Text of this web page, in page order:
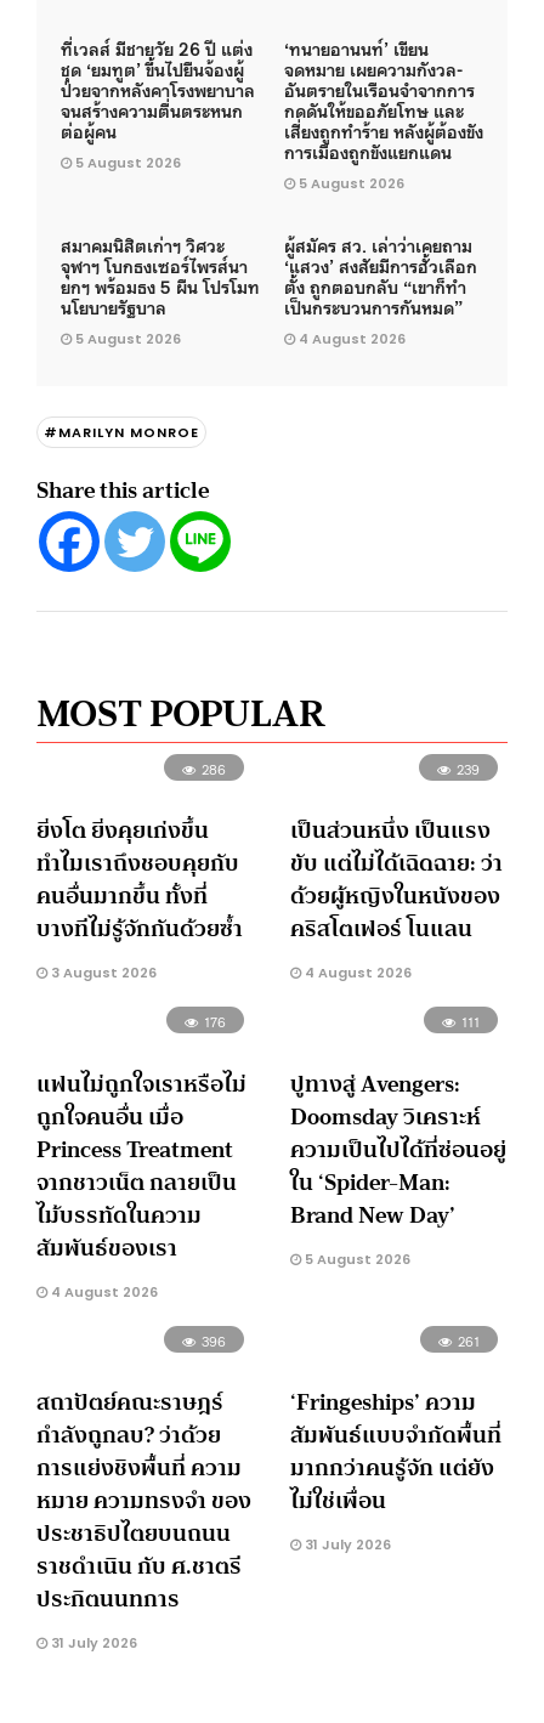
ที่เวลส์ มีชายวัย 26 ปี แต่ง
ชุด ‘ยมทูต’ ขึ้นไปยืนจ้องผู้
ป่วยจากหลังคาโรงพยาบาล
จนสร้างความตื่นตระหนก
ต่อผู้คน
5 August 2026
‘ทนายอานนท์’ เขียน
จดหมาย เผยความกังวล-
อันตรายในเรือนจำจากการ
กดดันให้ขออภัยโทษ และ
เสี่ยงถูกทำร้าย หลังผู้ต้องขัง
การเมืองถูกขังแยกแดน
5 August 2026
สมาคมนิสิตเก่าฯ วิศวะ
จุฬาฯ โบกธงเซอร์ไพรส์นา
ยกฯ พร้อมธง 5 ผืน โปรโมท
นโยบายรัฐบาล
5 August 2026
ผู้สมัคร สว. เล่าว่าเคยถาม
‘แสวง’ สงสัยมีการฮั้วเลือก
ตั้ง ถูกตอบกลับ “เขาก็ทำ
เป็นกระบวนการกันหมด”
4 August 2026
#MARILYN MONROE
Share this article
MOST POPULAR
286
ยิ่งโต ยิ่งคุยเก่งขึ้น
ทำไมเราถึงชอบคุยกับ
คนอื่นมากขึ้น ทั้งที่
บางทีไม่รู้จักกันด้วยซ้ำ
3 August 2026
239
เป็นส่วนหนึ่ง เป็นแรง
ขับ แต่ไม่ได้เฉิดฉาย: ว่า
ด้วยผู้หญิงในหนังของ
คริสโตเฟอร์ โนแลน
4 August 2026
176
แฟนไม่ถูกใจเราหรือไม่
ถูกใจคนอื่น เมื่อ
Princess Treatment
จากชาวเน็ต กลายเป็น
ไม้บรรทัดในความ
สัมพันธ์ของเรา
4 August 2026
111
ปูทางสู่ Avengers:
Doomsday วิเคราะห์
ความเป็นไปได้ที่ซ่อนอยู่
ใน ‘Spider-Man:
Brand New Day’
5 August 2026
396
สถาปัตย์คณะราษฎร์
กำลังถูกลบ? ว่าด้วย
การแย่งชิงพื้นที่ ความ
หมาย ความทรงจำ ของ
ประชาธิปไตยบนถนน
ราชดำเนิน กับ ศ.ชาตรี
ประกิตนนทการ
31 July 2026
261
‘Fringeships’ ความ
สัมพันธ์แบบจำกัดพื้นที่
มากกว่าคนรู้จัก แต่ยัง
ไม่ใช่เพื่อน
31 July 2026